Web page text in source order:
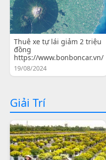
Thuê xe tự lái giảm 2 triệu
đồng
https://www.bonboncar.vn/
19/08/2024
Giải Trí